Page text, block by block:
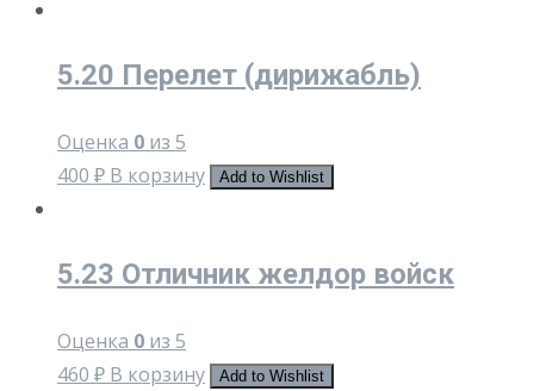
5.20 Перелет (дирижабль)
Оценка 0 из 5
400 ₽ В корзину Add to Wishlist
5.23 Отличник желдор войск
Оценка 0 из 5
460 ₽ В корзину Add to Wishlist